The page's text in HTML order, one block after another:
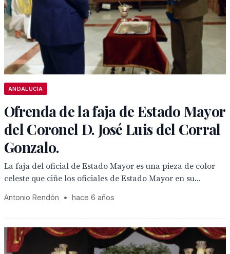
ANDALUCÍA
Ofrenda de la faja de Estado Mayor
del Coronel D. José Luis del Corral
Gonzalo.
La faja del oficial de Estado Mayor es una pieza de color
celeste que ciñe los oficiales de Estado Mayor en su...
Antonio Rendón • hace 6 años